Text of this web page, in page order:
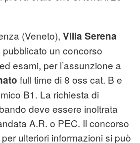
(Veneto), Villa Serena
pubblicato un concorso
esami, per l’assunzione a
full time di 8 oss cat. B e
B1. La richiesta di
deve essere inoltrata
A.R. o PEC. Il concorso
ulteriori informazioni si può